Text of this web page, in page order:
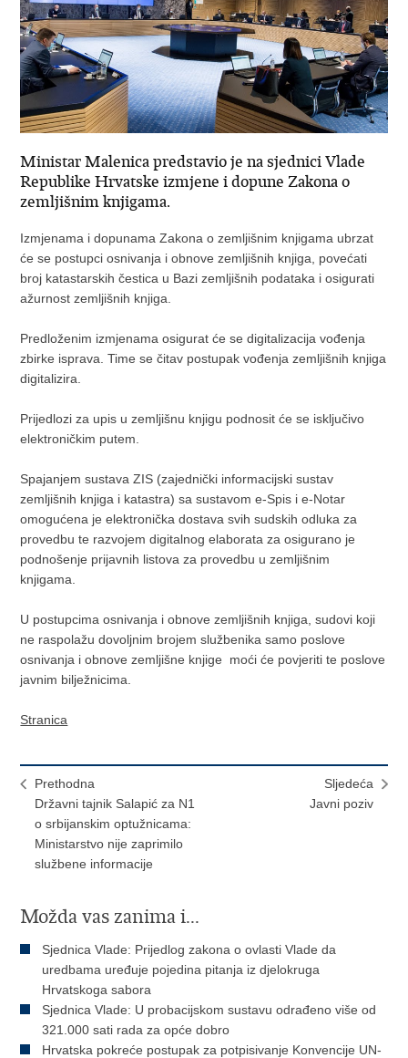
Ministar Malenica predstavio je na sjednici Vlade
Republike Hrvatske izmjene i dopune Zakona o
zemljišnim knjigama.
Izmjenama i dopunama Zakona o zemljišnim knjigama ubrzat
će se postupci osnivanja i obnove zemljišnih knjiga, povećati
broj katastarskih čestica u Bazi zemljišnih podataka i osigurati
ažurnost zemljišnih knjiga.
Predloženim izmjenama osigurat će se digitalizacija vođenja
zbirke isprava. Time se čitav postupak vođenja zemljišnih knjiga
digitalizira.
Prijedlozi za upis u zemljišnu knjigu podnosit će se isključivo
elektroničkim putem.
Spajanjem sustava ZIS (zajednički informacijski sustav
zemljišnih knjiga i katastra) sa sustavom e-Spis i e-Notar
omogućena je elektronička dostava svih sudskih odluka za
provedbu te razvojem digitalnog elaborata za osigurano je
podnošenje prijavnih listova za provedbu u zemljišnim
knjigama.
U postupcima osnivanja i obnove zemljišnih knjiga, sudovi koji
ne raspolažu dovoljnim brojem službenika samo poslove
osnivanja i obnove zemljišne knjige moći će povjeriti te poslove
javnim bilježnicima.
Stranica
Prethodna
Državni tajnik Salapić za N1
o srbijanskim optužnicama:
Ministarstvo nije zaprimilo
službene informacije
Sljedeća
Javni poziv
Možda vas zanima i...
Sjednica Vlade: Prijedlog zakona o ovlasti Vlade da
uredbama uređuje pojedina pitanja iz djelokruga
Hrvatskoga sabora
Sjednica Vlade: U probacijskom sustavu odrađeno više od
321.000 sati rada za opće dobro
Hrvatska pokreće postupak za potpisivanje Konvencije UN-